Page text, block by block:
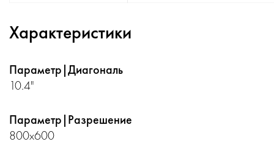
Характеристики
Параметр|Диагональ
10.4"
Параметр|Разрешение
800х600